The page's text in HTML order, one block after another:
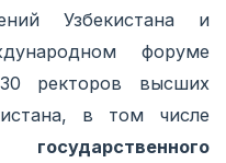
Узбекистана и
форуме
ректоров высших
в том числе
государственного